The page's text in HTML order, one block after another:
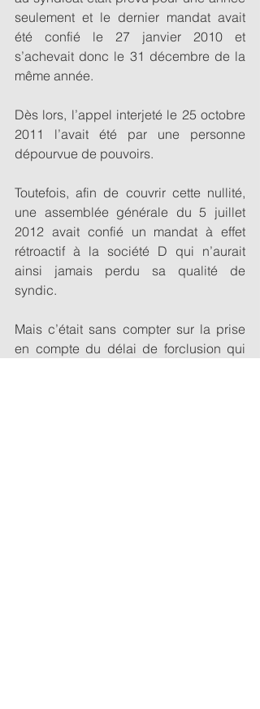
seulement et le dernier mandat avait
été confié le 27 janvier 2010 et
s’achevait donc le 31 décembre de la
même année.
Dès lors, l’appel interjeté le 25 octobre
2011 l’avait été par une personne
dépourvue de pouvoirs.
Toutefois, afin de couvrir cette nullité,
une assemblée générale du 5 juillet
2012 avait confié un mandat à effet
rétroactif à la société D qui n’aurait
ainsi jamais perdu sa qualité de
syndic.
Mais c’était sans compter sur la prise
en compte du délai de forclusion qui